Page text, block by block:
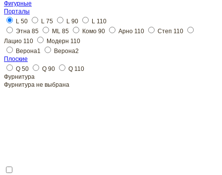
L 50
Плоские
Фурнитура
Фурнитура не выбрана